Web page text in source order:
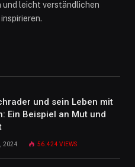
leicht verständlichen
und sein Leben mit
Ein Beispiel an Mut und
2024 56.424VIEWS